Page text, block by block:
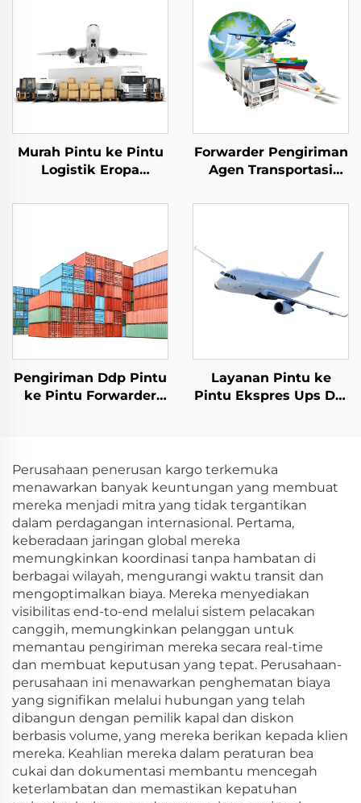
Murah Pintu ke Pintu
Logistik Eropa
Biaya Ddp Agen
Forwarder Pengiriman
Agen Transportasi
Pintu Laut Udara
Pengiriman Ddp Pintu
ke Pintu Forwarder
ke USA
Layanan Pintu ke
Pintu Ekspres Ups Dhl
Perusahaan penerusan kargo terkemuka
menawarkan banyak keuntungan yang membuat
mereka menjadi mitra yang tidak tergantikan
dalam perdagangan internasional. Pertama,
keberadaan jaringan global mereka
memungkinkan koordinasi tanpa hambatan di
berbagai wilayah, mengurangi waktu transit dan
mengoptimalkan biaya. Mereka menyediakan
visibilitas end-to-end melalui sistem pelacakan
canggih, memungkinkan pelanggan untuk
memantau pengiriman mereka secara real-time
dan membuat keputusan yang tepat. Perusahaan-
perusahaan ini menawarkan penghematan biaya
yang signifikan melalui hubungan yang telah
dibangun dengan pemilik kapal dan diskon
berbasis volume, yang mereka berikan kepada klien
mereka. Keahlian mereka dalam peraturan bea
cukai dan dokumentasi membantu mencegah
keterlambatan dan memastikan kepatuhan